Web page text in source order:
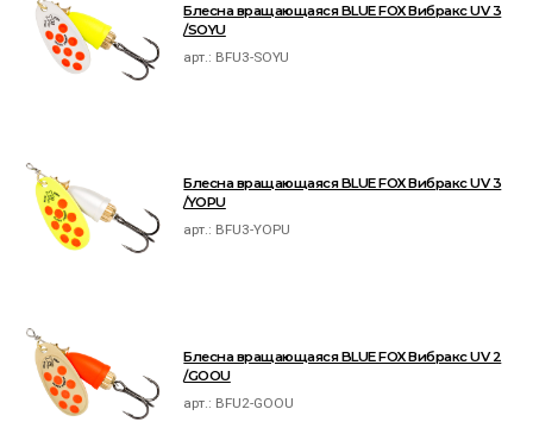
Блесна вращающаяся BLUE FOX Вибракс UV 3
/SOYU
арт.: BFU3-SOYU
Блесна вращающаяся BLUE FOX Вибракс UV 3
/YOPU
арт.: BFU3-YOPU
Блесна вращающаяся BLUE FOX Вибракс UV 2
/GOOU
арт.: BFU2-GOOU